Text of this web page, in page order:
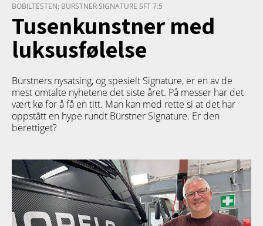
BOBILTESTEN: BÜRSTNER SIGNATURE SFT 7.5
Tusenkunstner med
luksusfølelse
Bürstners nysatsing, og spesielt Signature, er en av de
mest omtalte nyhetene det siste året. På messer har det
vært kø for å få en titt. Man kan med rette si at det har
oppstått en hype rundt Bürstner Signature. Er den
berettiget?
TETT PÅ